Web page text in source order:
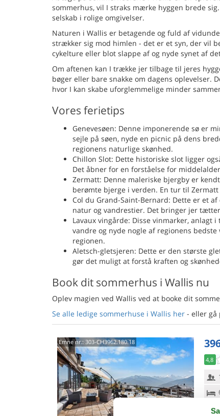
sommerhus, vil I straks mærke hyggen brede
selskab i rolige omgivelser.
Naturen i Wallis er betagende og fuld af
strækker sig mod himlen - det er et syn, der vil
cykelture eller blot slappe af og nyde synet af
Om aftenen kan I trække jer tilbage til jeres
bøger eller bare snakke om dagens oplevelser.
hvor I kan skabe uforglemmelige minder
Vores ferietips
Genevesøen: Denne imponerende sø er
sejle på søen, nyde en picnic på dens
regionens naturlige skønhed.
Chillon Slot: Dette historiske slot ligger
Det åbner for en forståelse for
Zermatt: Denne maleriske bjergby er
berømte bjerge i verden. En tur til
Col du Grand-Saint-Bernard: Dette er et
natur og vandrestier. Det bringer jer
Lavaux vingårde: Disse vinmarker, anlagt
vandre og nyde nogle af regionens
regionen.
Aletsch-gletsjeren: Dette er den største
gør det muligt at forstå kraften og
Book dit sommerhus i Wallis nu
Oplev magien ved Wallis ved at booke dit
Se alle ledige sommerhuse i Wallis her - eller gå
Emne nr.: 303-CH3962.180.18
4,8